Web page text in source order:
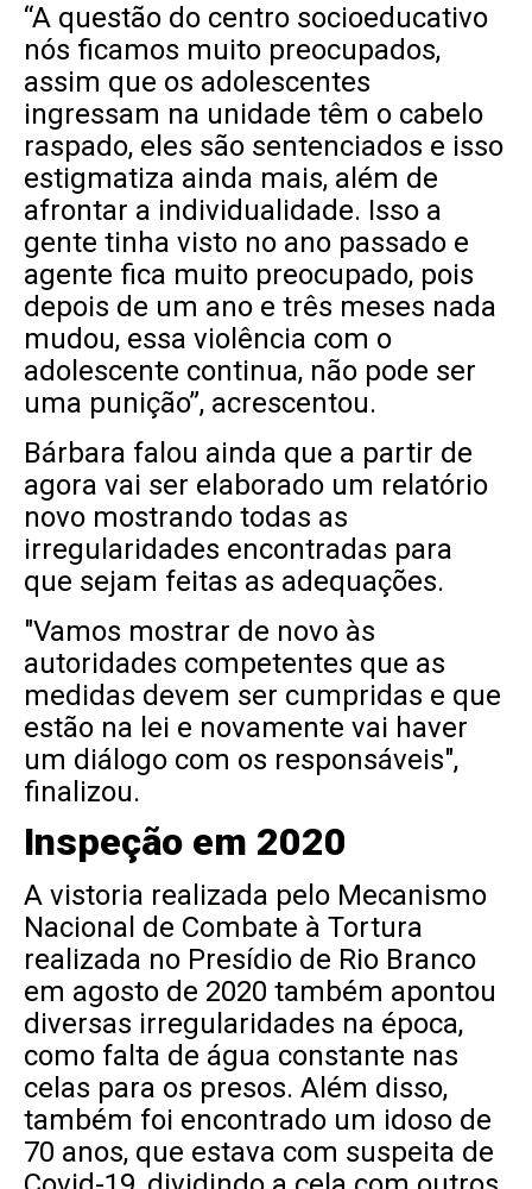
“A questão do centro socioeducativo
nós ficamos muito preocupados,
assim que os adolescentes
ingressam na unidade têm o cabelo
raspado, eles são sentenciados e isso
estigmatiza ainda mais, além de
afrontar a individualidade. Isso a
gente tinha visto no ano passado e
agente fica muito preocupado, pois
depois de um ano e três meses nada
mudou, essa violência com o
adolescente continua, não pode ser
uma punição”, acrescentou.
Bárbara falou ainda que a partir de
agora vai ser elaborado um relatório
novo mostrando todas as
irregularidades encontradas para
que sejam feitas as adequações.
"Vamos mostrar de novo às
autoridades competentes que as
medidas devem ser cumpridas e que
estão na lei e novamente vai haver
um diálogo com os responsáveis",
finalizou.
Inspeção em 2020
A vistoria realizada pelo Mecanismo
Nacional de Combate à Tortura
realizada no Presídio de Rio Branco
em agosto de 2020 também apontou
diversas irregularidades na época,
como falta de água constante nas
celas para os presos. Além disso,
também foi encontrado um idoso de
70 anos, que estava com suspeita de